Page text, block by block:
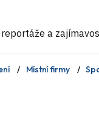
a
Místní firmy